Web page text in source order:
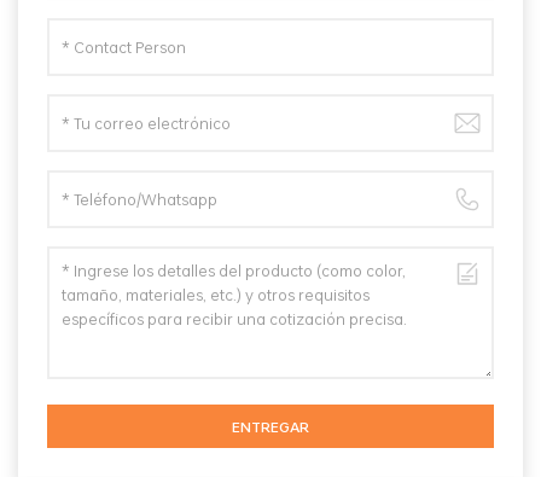
ENTREGAR